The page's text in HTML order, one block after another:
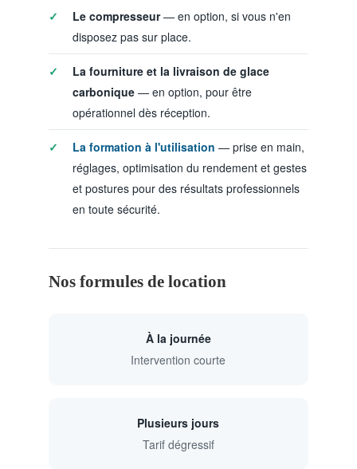
Le compresseur— en option, si vous n'en
disposez pas sur place.
La fourniture et la livraison de glace
carbonique— en option, pour être
opérationnel dès réception.
La formation à l'utilisation — prise en main,
réglages, optimisation du rendement et gestes
et postures pour des résultats professionnels
en toute sécurité.
Nos formules de location
À la journée
Intervention courte
Plusieurs jours
Tarif dégressif